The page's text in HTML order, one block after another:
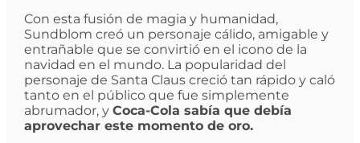
Con esta fusión de magia y humanidad,
Sundblom creó un personaje cálido, amigable y
entrañable que se convirtió en el icono de la
navidad en el mundo. La popularidad del
personaje de Santa Claus creció tan rápido y caló
tanto en el público que fue simplemente
abrumador, y Coca-Cola sabía que debía
aprovechar este momento de oro.